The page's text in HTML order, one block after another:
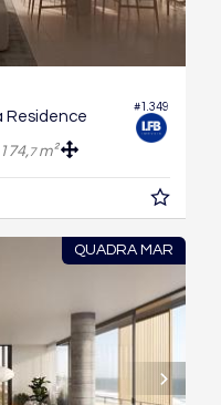
#1.349
Residence
174,7m²
QUADRA MAR